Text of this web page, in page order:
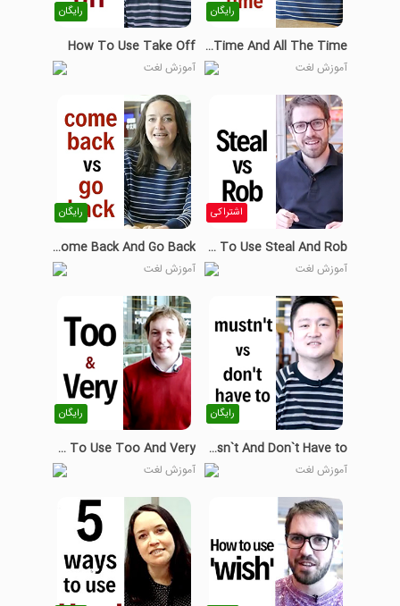
رایگان
How To Use Every Time And All The Time
آموزش لغت
رایگان
How To Use Take Off
آموزش لغت
اشتراکی
How To Use Steal And Rob
آموزش لغت
رایگان
How To Use Come Back And Go Back
آموزش لغت
رایگان
Musn`t And Don`t Have to
آموزش لغت
رایگان
How To Use Too And Very
آموزش لغت